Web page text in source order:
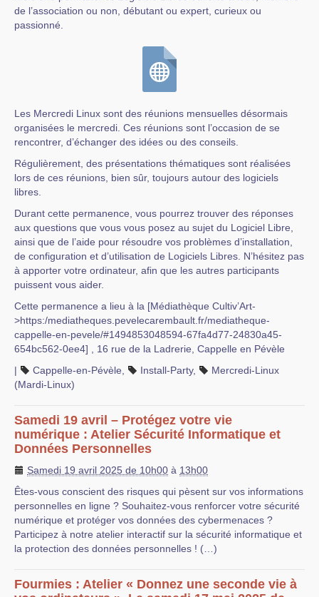
de l’association ou non, débutant ou expert, curieux ou
passionné.
Les Mercredi Linux sont des réunions mensuelles désormais
organisées le mercredi. Ces réunions sont l’occasion de se
rencontrer, d’échanger des idées ou des conseils.
Régulièrement, des présentations thématiques sont réalisées
lors de ces réunions, bien sûr, toujours autour des logiciels
libres.
Durant cette permanence, vous pourrez trouver des réponses
aux questions que vous vous posez au sujet du Logiciel Libre,
ainsi que de l’aide pour résoudre vos problèmes d’installation,
de configuration et d’utilisation de Logiciels Libres. N’hésitez pas
à apporter votre ordinateur, afin que les autres participants
puissent vous aider.
Cette permanence a lieu à la [Médiathèque Cultiv’Art-
>https:/mediatheques.pevelecarembault.fr/mediatheque-
cappelle-en-pevele/#1494853048594-67fa4d77-24830a45-
654bc562-0ee4] , 16 rue de la Ladrerie, Cappelle en Pévèle
|
Cappelle-en-Pévèle Install-Party,
Mercredi-Linux
(Mardi-Linux)
Samedi 19 avril – Protégez votre vie
numérique : Atelier Sécurité Informatique et
Données Personnelles
Samedi 19 avril 2025 de 10h00 à 13h00
Êtes-vous conscient des risques qui pèsent sur vos informations
personnelles en ligne ? Souhaitez-vous renforcer votre sécurité
numérique et protéger vos données des cybermenaces ?
Participez à notre atelier interactif sur la sécurité informatique et
la protection des données personnelles ! (…)
Fourmies : Atelier « Donnez une seconde vie à